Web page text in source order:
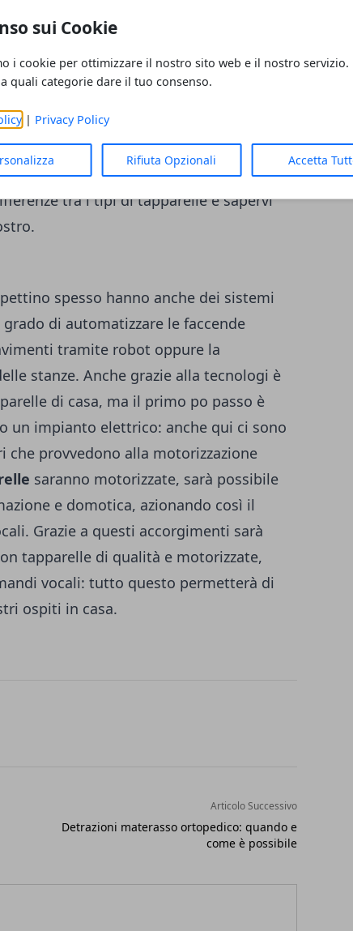
sui Cookie
i cookie per ottimizzare il nostro sito web e il nostro servizio.
quali categorie dare il tuo consenso.
| Privacy Policy
Rifiuta Opzionali Accetta
e anche resistenze diverse. Il
deve essere rivestito di lacche che lo
così da non rischiare l’usura. Altri
bene ad una casa di lusso sono
a qualunque esigenza e che è
è l’alluminio coibentato, forse uno dei
e resistenza. Un esperto nel
tra i tipi di tapparelle e sapervi
spesso hanno anche dei sistemi
di automatizzare le faccende
tramite robot oppure la
stanze. Anche grazie alla tecnologi è
di casa, ma il primo po passo è
un impianto elettrico: anche qui ci sono
che provvedono alla motorizzazione
saranno motorizzate, sarà possibile
e domotica, azionando così il
Grazie a questi accorgimenti sarà
tapparelle di qualità e motorizzate,
vocali: tutto questo permetterà di
ospiti in casa.
Articolo Successivo
Detrazioni materasso ortopedico: quando e
come è possibile